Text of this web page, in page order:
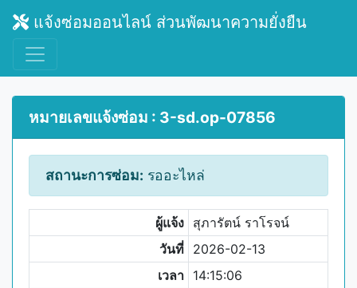
แจ้งซ่อมออนไลน์ ส่วนพัฒนาความยั่งยืน
หมายเลขแจ้งซ่อม : 3-sd.op-07856
สถานะการซ่อม: รออะไหล่
ผู้แจ้ง สุภารัตน์ ราโรจน์
วันที่ 2026-02-13
เวลา 14:15:06